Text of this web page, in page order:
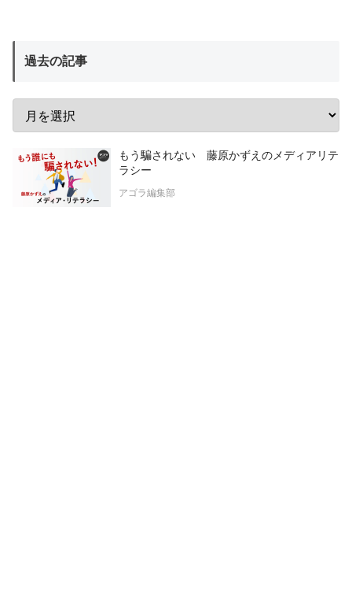
過去の記事
もう騙されない 藤原かずえのメディアリテ
ラシー
アゴラ編集部